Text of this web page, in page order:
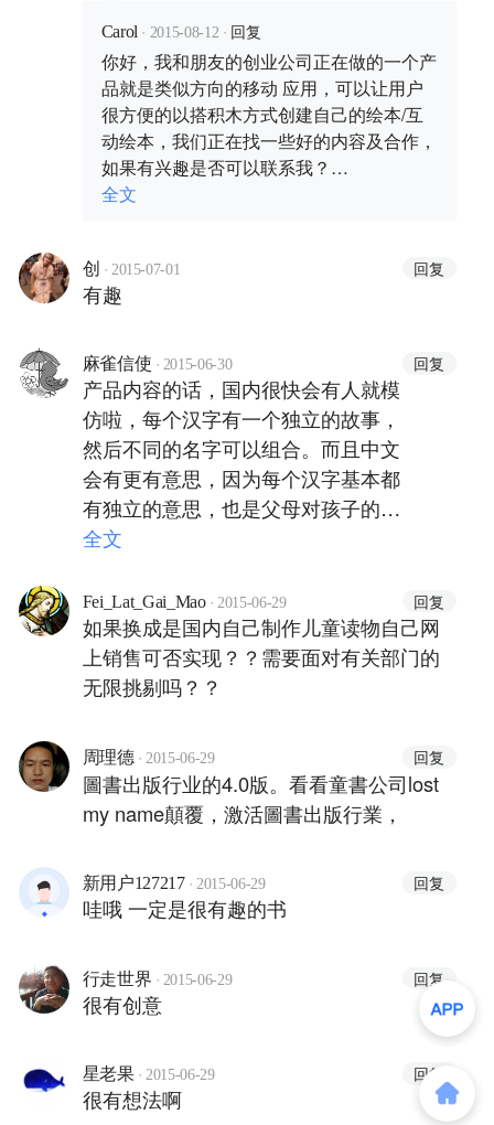
Carol · 2015-08-12 · 回复
你好，我和朋友的创业公司正在做的一个产
品就是类似方向的移动 应用，可以让用户
很方便的以搭积木方式创建自己的绘本/互
动绘本，我们正在找一些好的内容及合作，
如果有兴趣是否可以联系我？
qq:2409274027
全文
创 · 2015-07-01 回复
有趣
麻雀信使 · 2015-06-30 回复
产品内容的话，国内很快会有人就模
仿啦，每个汉字有一个独立的故事，
然后不同的名字可以组合。而且中文
会有更有意思，因为每个汉字基本都
有独立的意思，也是父母对孩子的期
望。玩故事游戏会让孩子更能理解父
都要有故事游戏了。
全文
Fei_Lat_Gai_Mao · 2015-06-29 回复
如果换成是国内自己制作儿童读物自己网
上销售可否实现？？需要面对有关部门的
无限挑剔吗？？
周理德 · 2015-06-29 回复
圖書出版行业的4.0版。看看童書公司lost
my name顛覆，激活圖書出版行業，
新用户127217 · 2015-06-29 回复
哇哦 一定是很有趣的书
行走世界 · 2015-06-29 回复
很有创意
星老果 · 2015-06-29 回复
很有想法啊